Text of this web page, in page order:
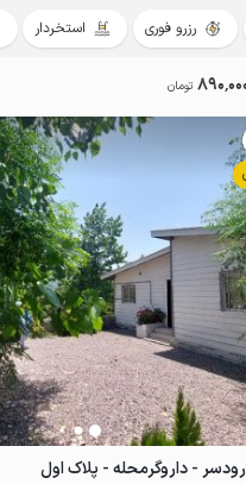
رزرو فوری استخردار
تومان
- داروگرمحله - پلاک اول